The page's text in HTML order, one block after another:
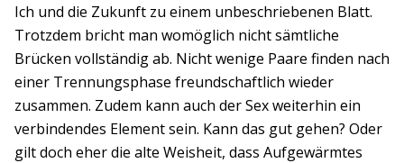
Ich und die Zukunft zu einem unbeschriebenen Blatt.
Trotzdem bricht man womöglich nicht sämtliche
Brücken vollständig ab. Nicht wenige Paare finden nach
einer Trennungsphase freundschaftlich wieder
zusammen. Zudem kann auch der Sex weiterhin ein
verbindendes Element sein. Kann das gut gehen? Oder
gilt doch eher die alte Weisheit, dass Aufgewärmtes